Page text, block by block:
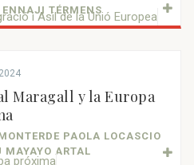
TÉRMENS
Maragall y la Europa
PAOLA LOCASCIO
MAYAYO ARTAL